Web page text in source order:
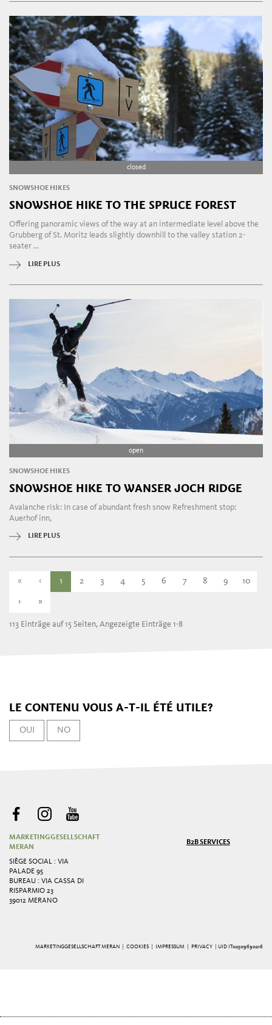
closed
SNOWSHOE HIKES
SNOWSHOE HIKE TO THE SPRUCE FOREST
Offering panoramic views of the way at an intermediate level above the
Grubberg of St. Moritz leads slightly downhill to the valley station 2-
seater ...
LIRE PLUS
open
SNOWSHOE HIKES
SNOWSHOE HIKE TO WANSER JOCH RIDGE
Avalanche risk: In case of abundant fresh snow Refreshment stop:
Auerhof inn,
LIRE PLUS
« ‹ 1 2 3 4 5 6 7 8 9 10
› »
113 Einträge auf 15 Seiten, Angezeigte Einträge 1-8
LE CONTENU VOUS A-T-IL ÉTÉ UTILE?
OUI NO
MARKETINGGESELLSCHAFT
MERAN
SIÈGE SOCIAL : VIA
PALADE 95
BUREAU : VIA CASSA DI
RISPARMIO 23
39012 MERANO
B2B SERVICES
MARKETINGGESELLSCHAFT MERAN | COOKIES| IMPRESSUM| PRIVACY | UID IT02509690216